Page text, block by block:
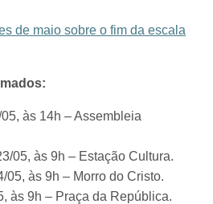
de maio sobre o fim da escala
às 14h – Assembleia
05, às 9h – Estação Cultura.
05, às 9h – Morro do Cristo.
às 9h – Praça da República.